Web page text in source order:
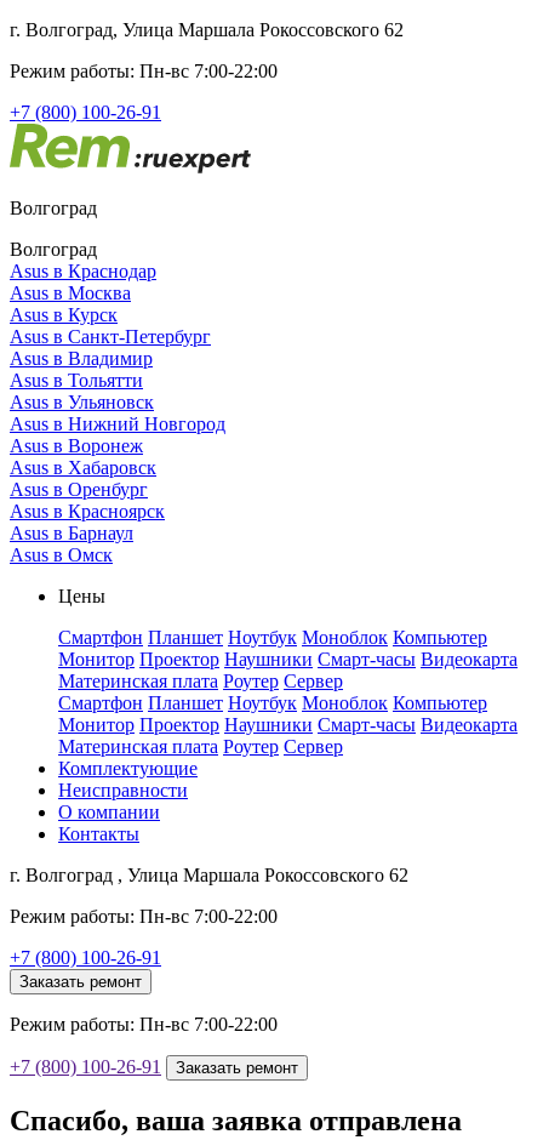
г. Волгоград, Улица Маршала Рокоссовского 62
Режим работы: Пн-вс 7:00-22:00
+7 (800) 100-26-91
Волгоград
Волгоград
Asus в Краснодар
Asus в Москва
Asus в Курск
Asus в Санкт-Петербург
Asus в Владимир
Asus в Тольятти
Asus в Ульяновск
Asus в Нижний Новгород
Asus в Воронеж
Asus в Хабаровск
Asus в Оренбург
Asus в Красноярск
Asus в Барнаул
Asus в Омск
Цены
Смартфон Планшет Ноутбук Моноблок Компьютер
Монитор Проектор Наушники Смарт-часы Видеокарта
Материнская плата Роутер Сервер
Смартфон Планшет Ноутбук Моноблок Компьютер
Монитор Проектор Наушники Смарт-часы Видеокарта
Материнская плата Роутер Сервер
Комплектующие
Неисправности
О компании
Контакты
г. Волгоград , Улица Маршала Рокоссовского 62
Режим работы: Пн-вс 7:00-22:00
+7 (800) 100-26-91
Заказать ремонт
Режим работы: Пн-вс 7:00-22:00
+7 (800) 100-26-91 Заказать ремонт
Спасибо, ваша заявка отправлена